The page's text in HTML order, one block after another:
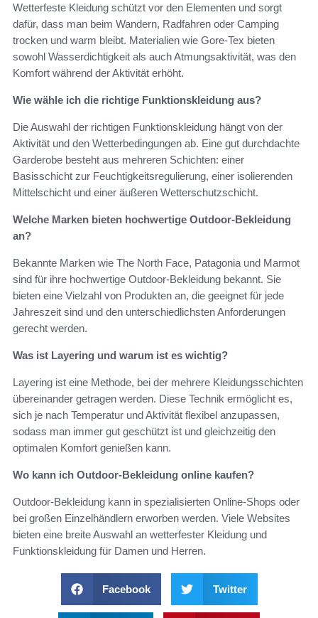
Wetterfeste Kleidung schützt vor den Elementen und sorgt
dafür, dass man beim Wandern, Radfahren oder Camping
trocken und warm bleibt. Materialien wie Gore-Tex bieten
sowohl Wasserdichtigkeit als auch Atmungsaktivität, was den
Komfort während der Aktivität erhöht.
Wie wähle ich die richtige Funktionskleidung aus?
Die Auswahl der richtigen Funktionskleidung hängt von der
Aktivität und den Wetterbedingungen ab. Eine gut durchdachte
Garderobe besteht aus mehreren Schichten: einer
Basisschicht zur Feuchtigkeitsregulierung, einer isolierenden
Mittelschicht und einer äußeren Wetterschutzschicht.
Welche Marken bieten hochwertige Outdoor-Bekleidung
an?
Bekannte Marken wie The North Face, Patagonia und Marmot
sind für ihre hochwertige Outdoor-Bekleidung bekannt. Sie
bieten eine Vielzahl von Produkten an, die geeignet für jede
Jahreszeit sind und den unterschiedlichsten Anforderungen
gerecht werden.
Was ist Layering und warum ist es wichtig?
Layering ist eine Methode, bei der mehrere Kleidungsschichten
übereinander getragen werden. Diese Technik ermöglicht es,
sich je nach Temperatur und Aktivität flexibel anzupassen,
sodass man immer gut geschützt ist und gleichzeitig den
optimalen Komfort genießen kann.
Wo kann ich Outdoor-Bekleidung online kaufen?
Outdoor-Bekleidung kann in spezialisierten Online-Shops oder
bei großen Einzelhändlern erworben werden. Viele Websites
bieten eine breite Auswahl an wetterfester Kleidung und
Funktionskleidung für Damen und Herren.
Facebook Twitter